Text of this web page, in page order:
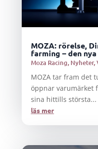
MOZA: rörelse,
farming – den
Moza Racing, Nyheter,
MOZA tar fram det
öppnar varumärket
sina hittills största...
läs mer